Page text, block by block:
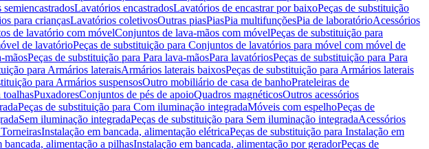
Lavatórios encastradosLavatórios de encastrar por baixoPeças de substituição
para criançasLavatórios coletivosOutras piasPiasPia multifunçõesPia de laboratórioAcessórios
de lavatório com móvelConjuntos de lava-mãos com móvelPeças de substituição para
de lavatórioPeças de substituição para Conjuntos de lavatórios para móvel com móvel de
mãosPeças de substituição para Para lava-mãosPara lavatóriosPeças de substituição para Para
para Armários lateraisArmários laterais baixosPeças de substituição para Armários laterais
para Armários suspensosOutro mobiliário de casa de banhoPrateleiras de
toalhasPuxadoresConjuntos de pés de apoioQuadros magnéticosOutros acessórios
Peças de substituição para Com iluminação integradaMóveis com espelhoPeças de
Sem iluminação integradaPeças de substituição para Sem iluminação integradaAcessórios
Instalação em bancada, alimentação elétricaPeças de substituição para Instalação em
bancada, alimentação a pilhasInstalação em bancada, alimentação por geradorPeças de